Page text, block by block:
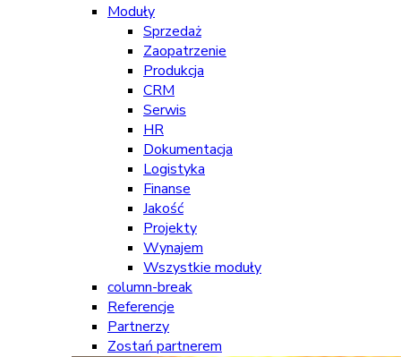
Moduły
Sprzedaż
Zaopatrzenie
Produkcja
CRM
Serwis
HR
Dokumentacja
Logistyka
Finanse
Jakość
Projekty
Wynajem
Wszystkie moduły
column-break
Referencje
Partnerzy
Zostań partnerem